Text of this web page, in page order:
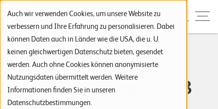
Auch wir verwenden Cookies, um unsere Website zu
verbessern und Ihre Erfahrung zu personalisieren. Dabei
können Daten auch in Länder wie die USA, die u. U.
keinen gleichwertigen Datenschutz bieten, gesendet
werden. Auch ohne Cookies können anonymisierte
Nutzungsdaten übermittelt werden. Weitere
Informationen finden Sie in unseren
Datenschutzbestimmungen.
Zur Navigation
Zur Suche
Zum Inhalt
Menu
S
t
a
Noch SQL oder
Windows Server 2008